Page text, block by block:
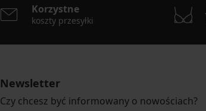
Korzystne
koszty przesyłki
Newsletter
Czy chcesz być informowany o nowościach?